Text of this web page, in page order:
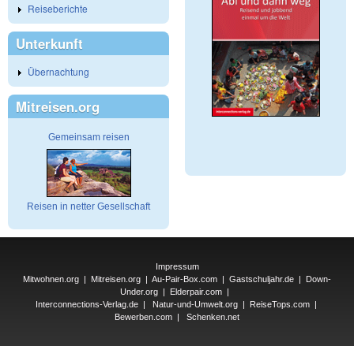
Reiseberichte
Unterkunft
Übernachtung
Mitreisen.org
Gemeinsam reisen
Reisen in netter Gesellschaft
Impressum
Mitwohnen.org | Mitreisen.org | Au-Pair-Box.com | Gastschuljahr.de | Down-
Under.org | Elderpair.com |
Interconnections-Verlag.de| Natur-und-Umwelt.org| ReiseTops.com|
Bewerben.com | Schenken.net